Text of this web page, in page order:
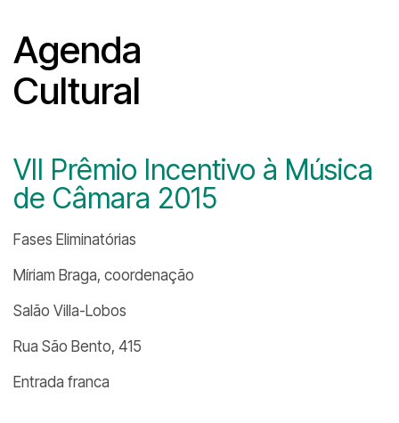
Agenda
Cultural
VII Prêmio Incentivo à Música
de Câmara 2015
Fases Eliminatórias
Míriam Braga, coordenação
Salão Villa-Lobos
Rua São Bento, 415
Entrada franca